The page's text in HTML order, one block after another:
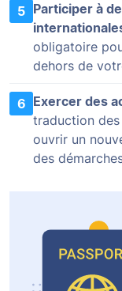
5 Participer à
obligatoire
dehors de
6 Exercer des
traduction
ouvrir un
des